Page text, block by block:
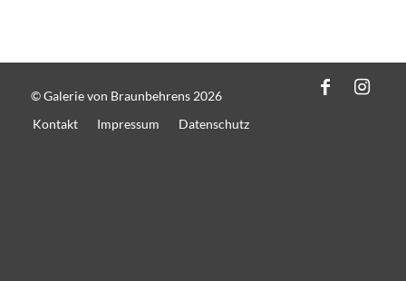
© Galerie von Braunbehrens 2026
Kontakt
Impressum Datenschutz